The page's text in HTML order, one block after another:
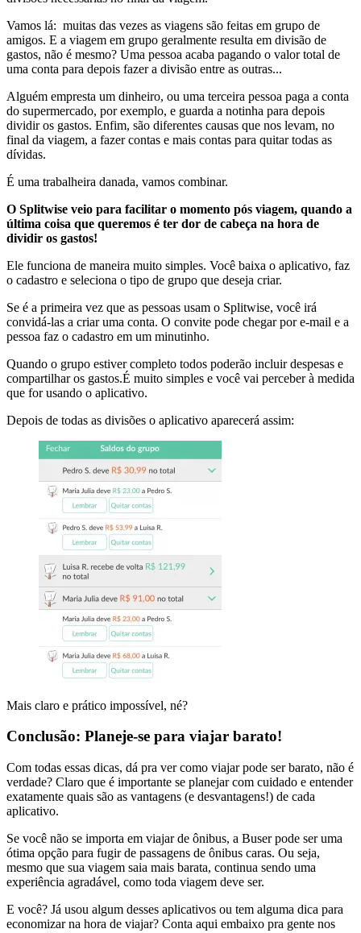
Vamos lá: muitas das vezes as viagens são feitas em grupo de
amigos. E a viagem em grupo geralmente resulta em divisão de
gastos, não é mesmo? Uma pessoa acaba pagando o valor total de
uma conta para depois fazer a divisão entre as outras...
Alguém empresta um dinheiro, ou uma terceira pessoa paga a conta
do supermercado, por exemplo, e guarda a notinha para depois
dividir os gastos. Enfim, são diferentes causas que nos levam, no
final da viagem, a fazer contas e mais contas para quitar todas as
dívidas.
É uma trabalheira danada, vamos combinar.
O Splitwise veio para facilitar o momento pós viagem, quando a
última coisa que queremos é ter dor de cabeça na hora de
dividir os gastos!
Ele funciona de maneira muito simples. Você baixa o aplicativo, faz
o cadastro e seleciona o tipo de grupo que deseja criar.
Se é a primeira vez que as pessoas usam o Splitwise, você irá
convidá-las a criar uma conta. O convite pode chegar por e-mail e a
pessoa faz o cadastro em um minutinho.
Quando o grupo estiver completo todos poderão incluir despesas e
compartilhar os gastos.É muito simples e você vai perceber à medida
que for usando o aplicativo.
Depois de todas as divisões o aplicativo aparecerá assim:
Mais claro e prático impossível, né?
Conclusão: Planeje-se para viajar barato!
Com todas essas dicas, dá pra ver como viajar pode ser barato, não é
verdade? Claro que é importante se planejar com cuidado e entender
exatamente quais são as vantagens (e desvantagens!) de cada
aplicativo.
Se você não se importa em viajar de ônibus, a Buser pode ser uma
ótima opção para fugir de passagens de ônibus caras. Ou seja,
mesmo que sua viagem saia mais barata, continua sendo uma
experiência agradável, como toda viagem deve ser.
E você? Já usou algum desses aplicativos ou tem alguma dica para
economizar na hora de viajar? Conta aqui embaixo pra gente nos